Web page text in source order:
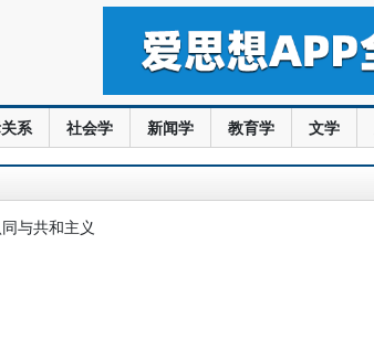
系 社会学 新闻学 教育学 文学
与共和主义